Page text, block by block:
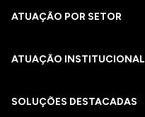
ATUAÇÃO POR SETOR
ATUAÇÃO INSTITUCIONAL
SOLUÇÕES DESTACADAS